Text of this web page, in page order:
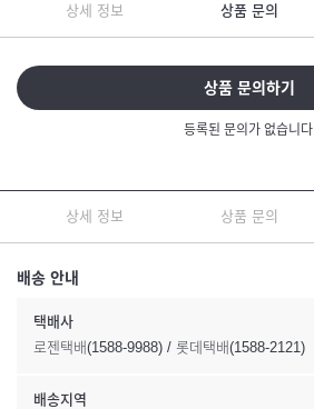
상세 정보 상품 문의
상품 문의하기
등록된 문의가 없습니다.
상세 정보 상품 문의
배송 안내
택배사
로젠택배(1588-9988) / 롯데택배(1588-2121)
배송지역